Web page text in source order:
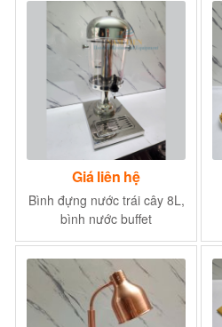
Giá liên hệ
Bình đựng nước trái cây 8L,
bình nước buffet